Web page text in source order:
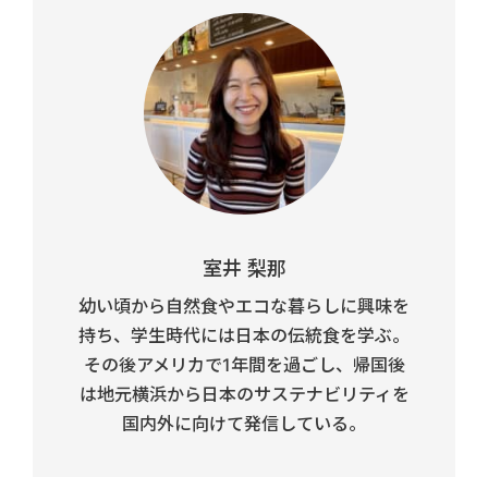
室井 梨那
幼い頃から自然食やエコな暮らしに興味を
持ち、学生時代には日本の伝統食を学ぶ。
その後アメリカで1年間を過ごし、帰国後
は地元横浜から日本のサステナビリティを
国内外に向けて発信している。